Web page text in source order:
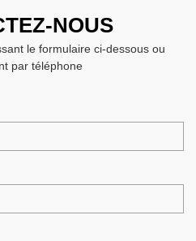
NOUS
le formulaire ci-dessous ou
par téléphone